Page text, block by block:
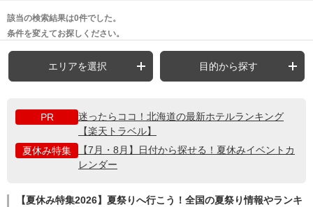
該当の検索結果は0件でした。
条件を変えてお探しください。
エリアを選択 目的から探す
PR
迷ったらココ！北海道の最新ホテルランキング
【楽天トラベル】
夏休み特集
【7月・8月】日付から探せる！夏休みイベントカ
レンダー
【夏休み特集2026】夏祭りへ行こう！全国の夏祭り情報やランキ